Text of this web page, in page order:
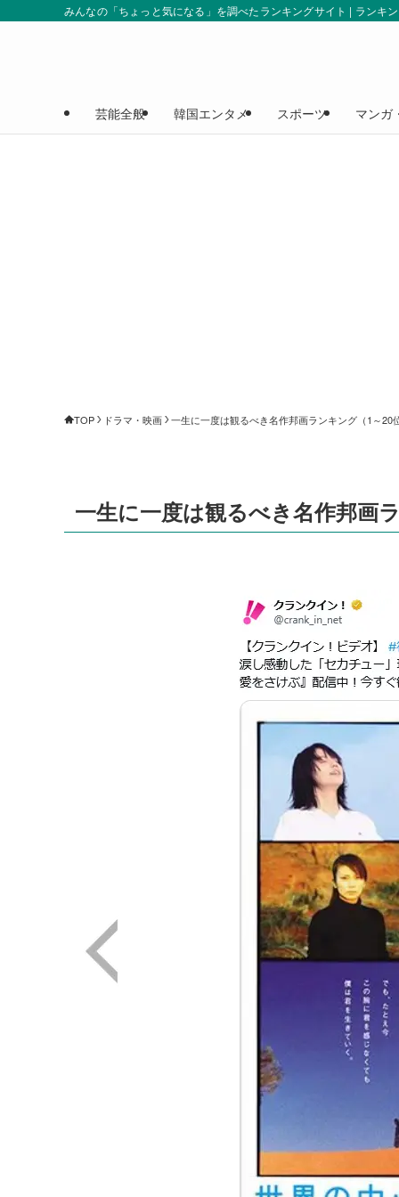
みんなの「ちょっと気になる」を調べたランキングサイト | ランキ
芸能全般 韓国エンタメ スポーツ マンガ
TOP ドラマ・映画 一生に一度は観るべき名作邦画ランキング（1～20
一生に一度は観るべき名作邦画